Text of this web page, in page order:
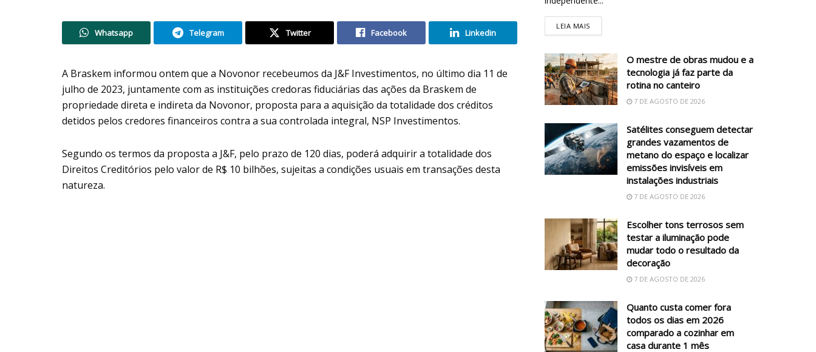
Whatsapp Telegram Twitter Facebook Linkedin
A Braskem informou ontem que a Novonor recebeumos da J&F Investimentos, no último dia 11 de
julho de 2023, juntamente com as instituições credoras fiduciárias das ações da Braskem de
propriedade direta e indireta da Novonor, proposta para a aquisição da totalidade dos créditos
detidos pelos credores financeiros contra a sua controlada integral, NSP Investimentos.
Segundo os termos da proposta a J&F, pelo prazo de 120 dias, poderá adquirir a totalidade dos
Direitos Creditórios pelo valor de R$ 10 bilhões, sujeitas a condições usuais em transações desta
natureza.
LEIA MAIS
O mestre de obras mudou e a
tecnologia já faz parte da
rotina no canteiro
7 DE AGOSTO DE 2026
Satélites conseguem detectar
grandes vazamentos de
metano do espaço e localizar
emissões invisíveis em
instalações industriais
7 DE AGOSTO DE 2026
Escolher tons terrosos sem
testar a iluminação pode
mudar todo o resultado da
decoração
7 DE AGOSTO DE 2026
Quanto custa comer fora
todos os dias em 2026
comparado a cozinhar em
casa durante 1 mês